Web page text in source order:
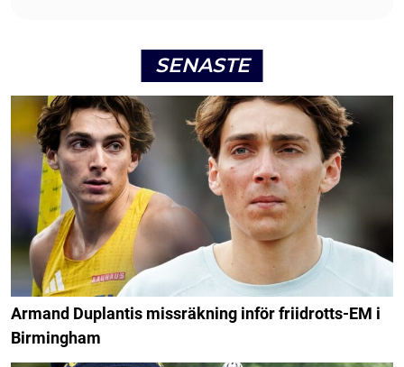
SENASTE
Armand Duplantis missräkning inför friidrotts-EM i
Birmingham